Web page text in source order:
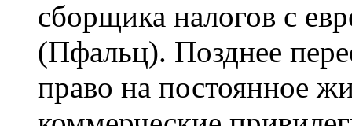
сборщика налогов с
(Пфальц). Позднее
право на постоянное